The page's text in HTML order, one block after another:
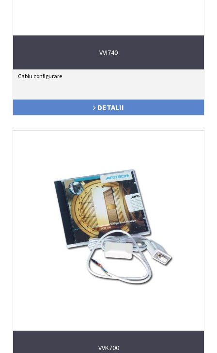
VVI740
Cablu configurare
DETALII
VVK700